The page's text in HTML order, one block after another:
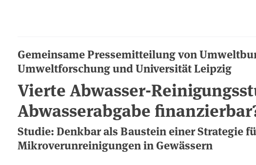
Gemeinsame Pressemitteilung von
Umweltforschung und Universität Leipzig
Vierte Abwasser-
Abwasserabgabe
Studie: Denkbar als Baustein einer Strategie
Mikroverunreinigungen in Gewässern